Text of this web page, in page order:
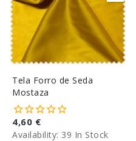
Tela Forro de Seda
Mostaza
4,60 €
Availability: 39 In Stock